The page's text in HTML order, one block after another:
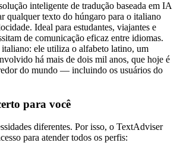
inteligente de tradução baseada em IA
qualquer texto do húngaro para o italiano
Ideal para estudantes, viajantes e
de comunicação eficaz entre idiomas.
ele utiliza o alfabeto latino, um
há mais de dois mil anos, que hoje é
do mundo — incluindo os usuários do
para você
diferentes. Por isso, o TextAdviser
para atender todos os perfis: